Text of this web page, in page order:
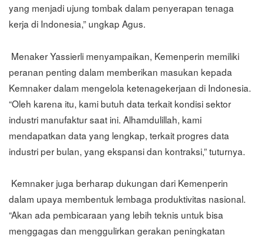
yang menjadi ujung tombak dalam penyerapan tenaga
kerja di Indonesia,” ungkap Agus.
Menaker Yassierli menyampaikan, Kemenperin memiliki
peranan penting dalam memberikan masukan kepada
Kemnaker dalam mengelola ketenagekerjaan di Indonesia.
“Oleh karena itu, kami butuh data terkait kondisi sektor
industri manufaktur saat ini. Alhamdulillah, kami
mendapatkan data yang lengkap, terkait progres data
industri per bulan, yang ekspansi dan kontraksi,” tuturnya.
Kemnaker juga berharap dukungan dari Kemenperin
dalam upaya membentuk lembaga produktivitas nasional.
“Akan ada pembicaraan yang lebih teknis untuk bisa
menggagas dan menggulirkan gerakan peningkatan